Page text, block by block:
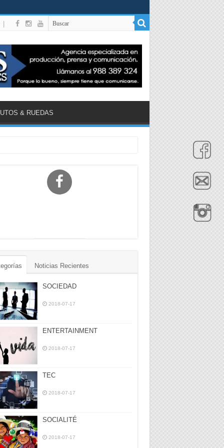
& RUEDAS
Noticias Recientes
SOCIEDAD
2018-07-17
ENTERTAINMENT
2018-07-17
TEC
2018-07-17
SOCIALITÉ
2018-07-17